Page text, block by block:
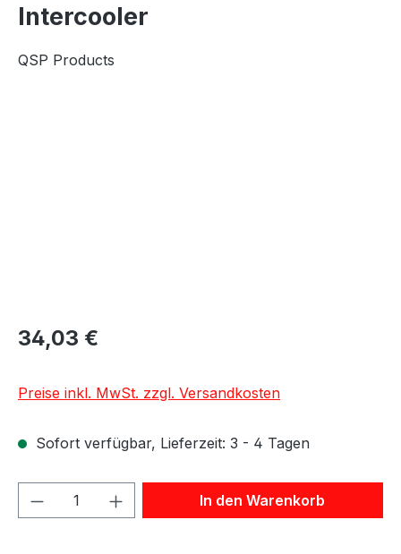
Intercooler
QSP Products
34,03 €
Preise inkl. MwSt. zzgl. Versandkosten
Sofort verfügbar, Lieferzeit: 3 - 4 Tagen
Produkt Anzahl: Gib denIn den Warenkorb